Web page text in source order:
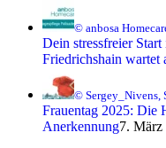
© anbosa
Dein stressfreier
Friedrichshain wartet
© Sergey_Nivens,
Frauentag 2025: Die
Anerkennung7. März